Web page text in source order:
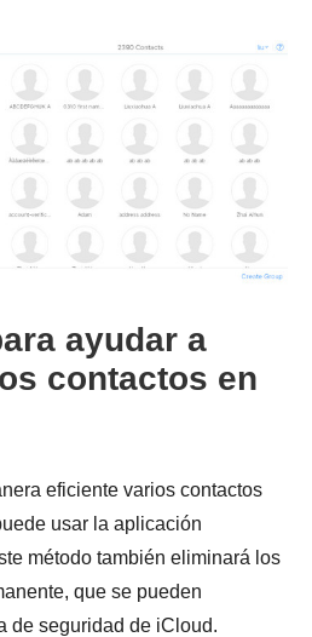
ayudar a
contactos en
eficiente varios contactos
usar la aplicación
método también eliminará los
que se pueden
de seguridad de iCloud.